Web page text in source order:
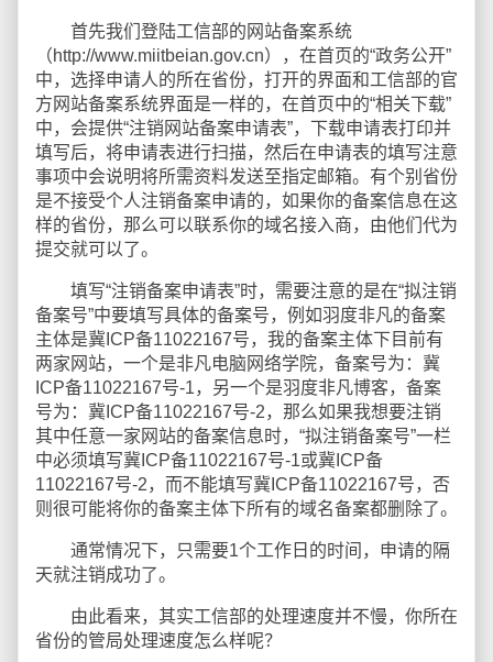
首先我们登陆工信部的网站备案系统
（http://www.miitbeian.gov.cn），在首页的“政务公开”
中，选择申请人的所在省份，打开的界面和工信部的官
方网站备案系统界面是一样的，在首页中的“相关下载”
中，会提供“注销网站备案申请表”，下载申请表打印并
填写后，将申请表进行扫描，然后在申请表的填写注意
事项中会说明将所需资料发送至指定邮箱。有个别省份
是不接受个人注销备案申请的，如果你的备案信息在这
样的省份，那么可以联系你的域名接入商，由他们代为
提交就可以了。
填写“注销备案申请表”时，需要注意的是在“拟注销
备案号”中要填写具体的备案号，例如羽度非凡的备案
主体是冀ICP备11022167号，我的备案主体下目前有
两家网站，一个是非凡电脑网络学院，备案号为：冀
ICP备11022167号-1，另一个是羽度非凡博客，备案
号为：冀ICP备11022167号-2，那么如果我想要注销
其中任意一家网站的备案信息时，“拟注销备案号”一栏
中必须填写冀ICP备11022167号-1或冀ICP备
11022167号-2，而不能填写冀ICP备11022167号，否
则很可能将你的备案主体下所有的域名备案都删除了。
通常情况下，只需要1个工作日的时间，申请的隔
天就注销成功了。
由此看来，其实工信部的处理速度并不慢，你所在
省份的管局处理速度怎么样呢？